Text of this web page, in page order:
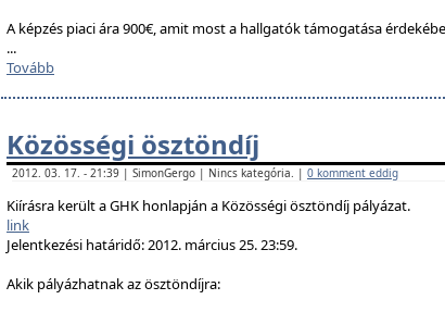
A képzés piaci ára 900€, amit most a hallgatók támogatása
...
Tovább
Közösségi ösztöndíj
2012. 03. 17. - 21:39 | SimonGergo | Nincs kategória. | 0 komment eddig
Kiírásra került a GHK honlapján a Közösségi ösztöndíj pályázat.
link
Jelentkezési határidő: 2012. március 25. 23:59.
Akik pályázhatnak az ösztöndíjra: